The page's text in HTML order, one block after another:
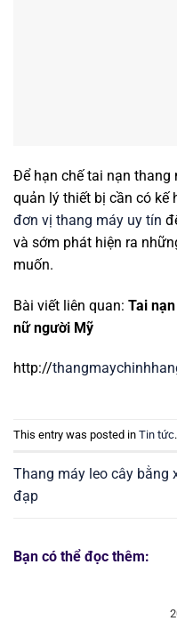
Để hạn chế tai nạn thang
quản lý thiết bị cần có kế
đơn vị thang máy uy tín
và sớm phát hiện ra
muốn.
Bài viết liên quan: Tai
nữ người Mỹ
http://
This entry was posted in Tin tức
Thang máy leo cây bằng
đạp
Bạn có thể đọc thêm: